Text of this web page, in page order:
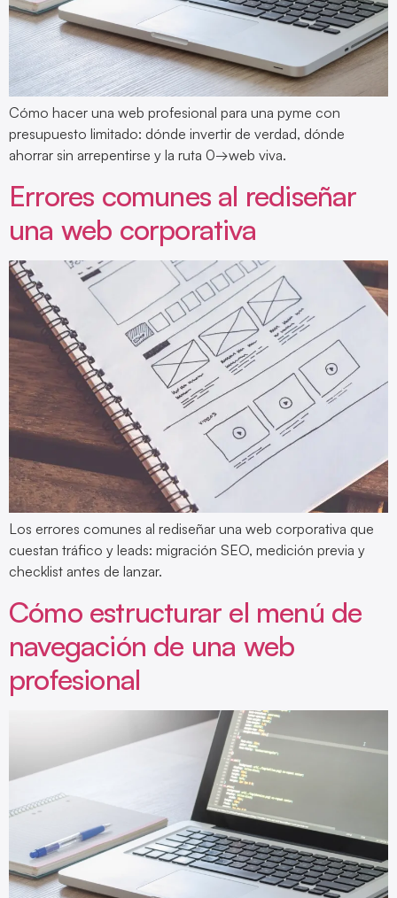
Cómo hacer una web profesional para una pyme con
presupuesto limitado: dónde invertir de verdad, dónde
ahorrar sin arrepentirse y la ruta 0→web viva.
Errores comunes al rediseñar
una web corporativa
Los errores comunes al rediseñar una web corporativa que
cuestan tráfico y leads: migración SEO, medición previa y
checklist antes de lanzar.
Cómo estructurar el menú de
navegación de una web
profesional